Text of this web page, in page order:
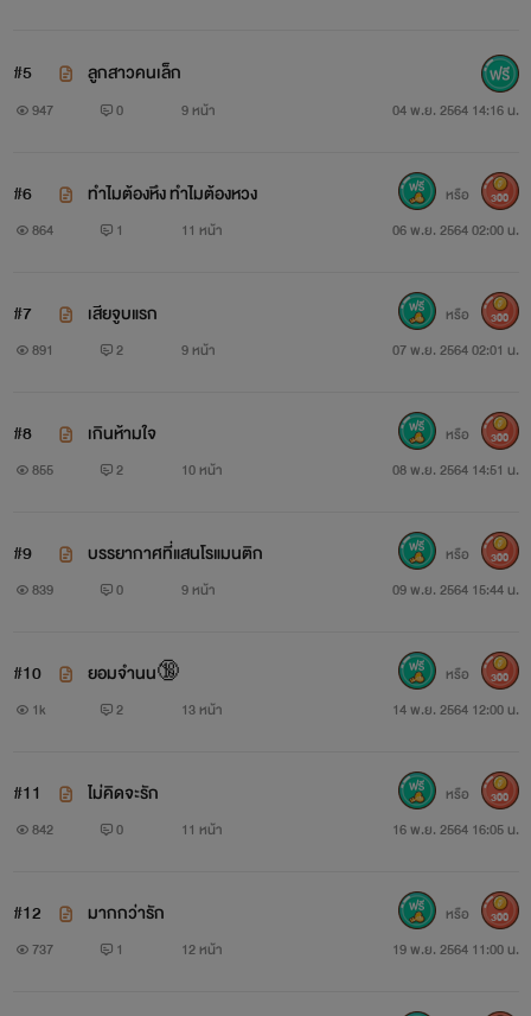
#5 ลูกสาวคนเล็ก
947 0 9 หน้า 04 พ.ย. 2564 14:16 น.
#6 ทำไมต้องหึง ทำไมต้องหวง
864 1 11 หน้า 06 พ.ย. 2564 02:00 น.
หรือ 300
#7 เสียจูบแรก
891 2 9 หน้า 07 พ.ย. 2564 02:01 น.
หรือ 300
#8 เกินห้ามใจ
855 2 10 หน้า 08 พ.ย. 2564 14:51 น.
หรือ 300
#9 บรรยากาศที่แสนโรแมนติก
839 0 9 หน้า 09 พ.ย. 2564 15:44 น.
หรือ 300
#10 ยอมจำนน🔞
1k 2 13 หน้า 14 พ.ย. 2564 12:00 น.
หรือ 300
#11 ไม่คิดจะรัก
842 0 11 หน้า 16 พ.ย. 2564 16:05 น.
หรือ 300
#12 มากกว่ารัก
737 1 12 หน้า 19 พ.ย. 2564 11:00 น.
หรือ 300